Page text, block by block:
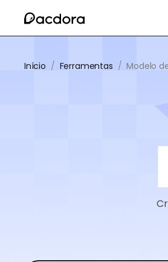
Início / Ferramentas / Modelo